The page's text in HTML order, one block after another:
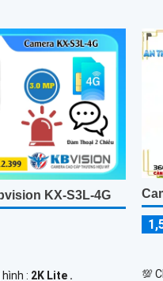
KX-S3L-4G
: 2K Lite . 💯